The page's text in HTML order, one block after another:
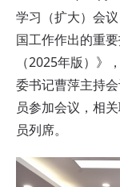
学习（扩大）会
国工作作出的重
（2025年版）》
委书记曹萍主持
员参加会议，相
员列席。